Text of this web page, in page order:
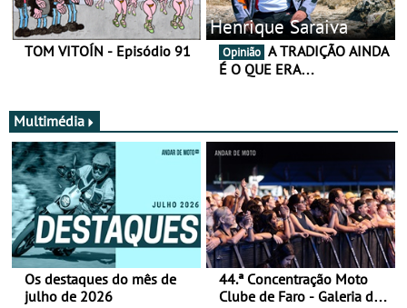
TOM VITOÍN - Episódio 91
Henrique Saraiva
Opinião
É O QUE ERA…
Multimédia
Os destaques do mês de
julho de 2026
44.ª Concentração Moto
Clube de Faro - Galeria de